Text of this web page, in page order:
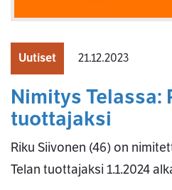
Uutiset 21.12.2023
Nimitys Telassa:
tuottajaksi
Riku Siivonen (46) on
Telan tuottajaksi 1.1.2024